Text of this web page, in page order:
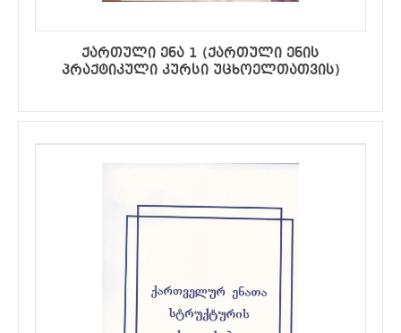
ქართული ენა 1 (ქართული ენის
პრაქტიკული კურსი უცხოელთათვის)